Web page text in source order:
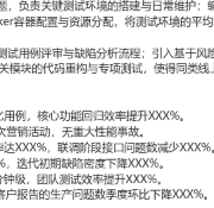
工回归测试耗时长的问题，
计并编写自动化测试用例
失败用例优化定位策略，
短XXX%。
卡顿问题，设计并执行关
，持续监控系统资源消耗